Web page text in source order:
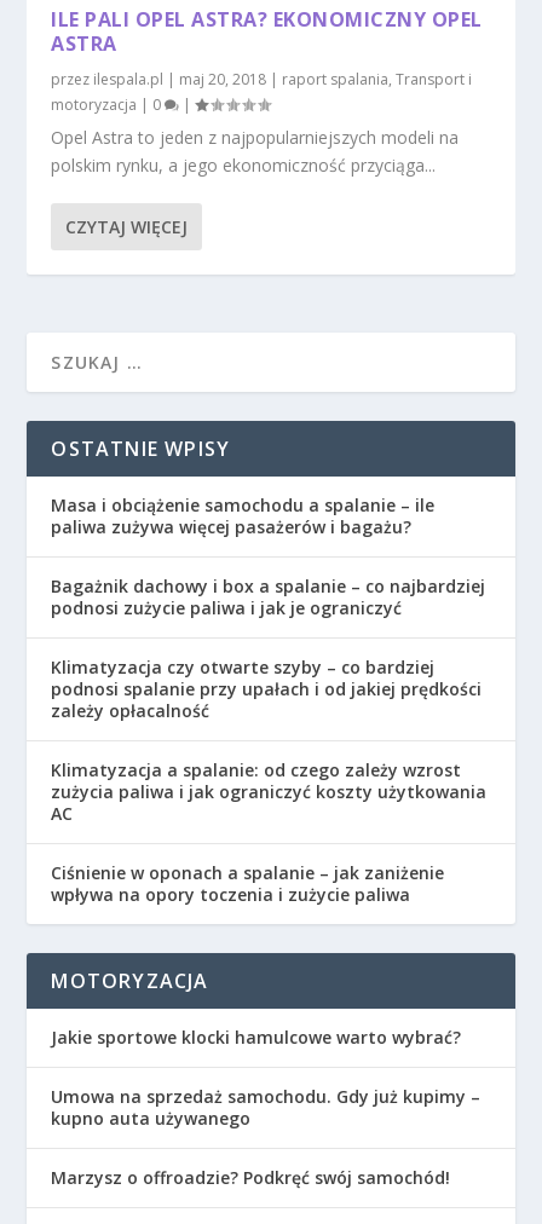
ILE PALI OPEL ASTRA? EKONOMICZNY OPEL
ASTRA
przez ilespala.pl | maj 20, 2018 | raport spalania,Transport i
motoryzacja | 0 |
Opel Astra to jeden z najpopularniejszych modeli na
polskim rynku, a jego ekonomiczność przyciąga...
CZYTAJ WIĘCEJ
OSTATNIE WPISY
Masa i obciążenie samochodu a spalanie – ile
paliwa zużywa więcej pasażerów i bagażu?
Bagażnik dachowy i box a spalanie – co najbardziej
podnosi zużycie paliwa i jak je ograniczyć
Klimatyzacja czy otwarte szyby – co bardziej
podnosi spalanie przy upałach i od jakiej prędkości
zależy opłacalność
Klimatyzacja a spalanie: od czego zależy wzrost
zużycia paliwa i jak ograniczyć koszty użytkowania
AC
Ciśnienie w oponach a spalanie – jak zaniżenie
wpływa na opory toczenia i zużycie paliwa
MOTORYZACJA
Jakie sportowe klocki hamulcowe warto wybrać?
Umowa na sprzedaż samochodu. Gdy już kupimy –
kupno auta używanego
Marzysz o offroadzie? Podkręć swój samochód!